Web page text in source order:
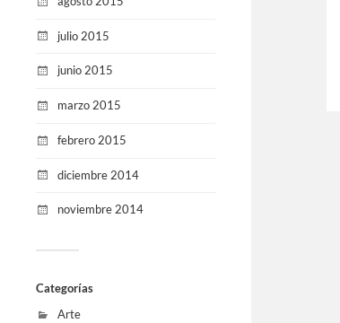
julio 2015
junio 2015
marzo 2015
febrero 2015
diciembre 2014
noviembre 2014
Categorías
Arte